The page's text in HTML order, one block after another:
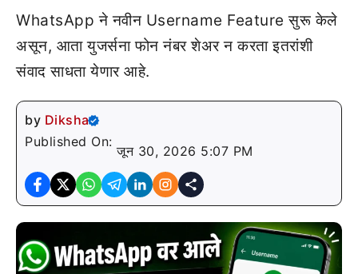
WhatsApp ने नवीन Username Feature सुरू केले
असून, आता युजर्सना फोन नंबर शेअर न करता इतरांशी
संवाद साधता येणार आहे.
by Diksha
Published On:
जून 30, 2026 5:07 PM